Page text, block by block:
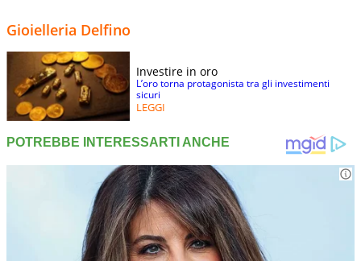
Gioielleria Delfino
Investire in oro
L’oro torna protagonista tra gli investimenti
sicuri
LEGGI